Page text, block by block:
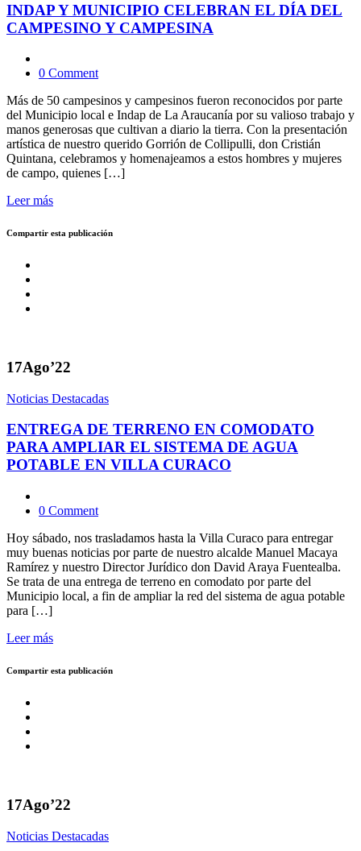
INDAP Y MUNICIPIO CELEBRAN EL DÍA DEL
CAMPESINO Y CAMPESINA
0 Comment
Más de 50 campesinos y campesinos fueron reconocidos por parte
del Municipio local e Indap de La Araucanía por su valioso trabajo y
manos generosas que cultivan a diario la tierra. Con la presentación
artística de nuestro querido Gorrión de Collipulli, don Cristián
Quintana, celebramos y homenajeamos a estos hombres y mujeres
de campo, quienes […]
Leer más
Compartir esta publicación
17Ago’22
Noticias Destacadas
ENTREGA DE TERRENO EN COMODATO
PARA AMPLIAR EL SISTEMA DE AGUA
POTABLE EN VILLA CURACO
0 Comment
Hoy sábado, nos trasladamos hasta la Villa Curaco para entregar
muy buenas noticias por parte de nuestro alcalde Manuel Macaya
Ramírez y nuestro Director Jurídico don David Araya Fuentealba.
Se trata de una entrega de terreno en comodato por parte del
Municipio local, a fin de ampliar la red del sistema de agua potable
para […]
Leer más
Compartir esta publicación
17Ago’22
Noticias Destacadas